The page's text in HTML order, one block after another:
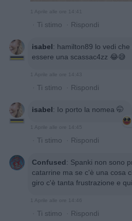
1 Aprile alle ore 14:41
· Ti stimo · Rispondi
isabel: hamilton89 lo vedi
essere una scassac4zz 😂😅
1 Aprile alle ore 14:43
· Ti stimo · Rispondi
isabel: Io porto la nomea 🤭
1 Aprile alle ore 14:45
· Ti stimo · Rispondi
Confused: Spanki non sono
catarrine ma se c'è una cosa
giro c'è tanta frustrazione e
1 Aprile alle ore 14:46
· Ti stimo · Rispondi